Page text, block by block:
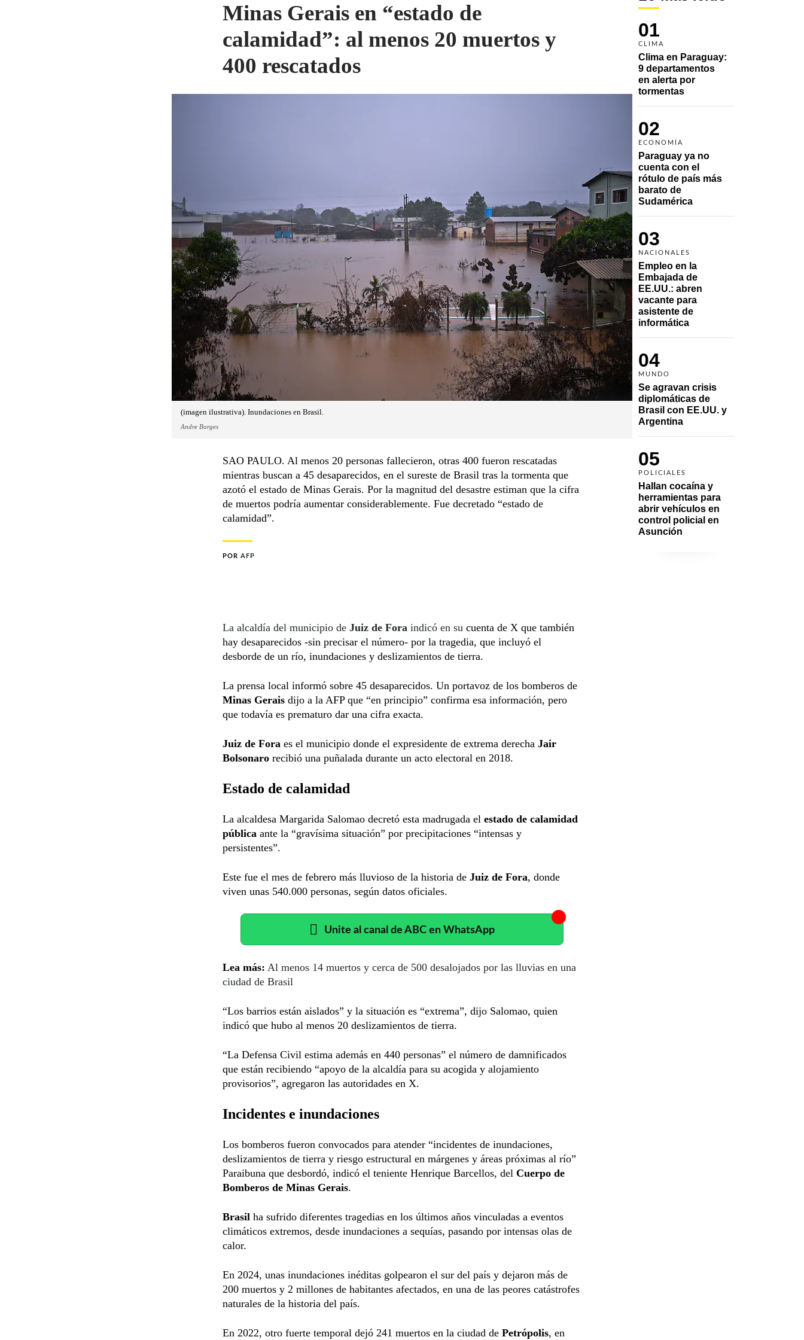
01
CLIMA
Clima en Paraguay:
9 departamentos
en alerta por
tormentas
02
ECONOMÍA
Paraguay ya no
cuenta con el
rótulo de país más
barato de
Sudamérica
03
NACIONALES
Empleo en la
Embajada de
EE.UU.: abren
vacante para
asistente de
informática
04
MUNDO
Se agravan crisis
diplomáticas de
Brasil con EE.UU. y
Argentina
05
POLICIALES
Hallan cocaína y
herramientas para
abrir vehículos en
control policial en
Asunción
Minas Gerais en “estado de
calamidad”: al menos 20 muertos y
400 rescatados
(imagen ilustrativa). Inundaciones en Brasil.
Andre Borges
SAO PAULO. Al menos 20 personas fallecieron, otras 400 fueron rescatadas
mientras buscan a 45 desaparecidos, en el sureste de Brasil tras la tormenta que
azotó el estado de Minas Gerais. Por la magnitud del desastre estiman que la cifra
de muertos podría aumentar considerablemente. Fue decretado “estado de
calamidad”.
POR AFP
La alcaldía del municipio de Juiz de Fora indicó en su cuenta de X que también
hay desaparecidos -sin precisar el número- por la tragedia, que incluyó el
desborde de un río, inundaciones y deslizamientos de tierra.
La prensa local informó sobre 45 desaparecidos. Un portavoz de los bomberos de
Minas Gerais dijo a la AFP que “en principio” confirma esa información, pero
que todavía es prematuro dar una cifra exacta.
Juiz de Fora es el municipio donde el expresidente de extrema derecha Jair
Bolsonaro recibió una puñalada durante un acto electoral en 2018.
Estado de calamidad
La alcaldesa Margarida Salomao decretó esta madrugada el estado de calamidad
pública ante la “gravísima situación” por precipitaciones “intensas y
persistentes”.
Este fue el mes de febrero más lluvioso de la historia de Juiz de Fora, donde
viven unas 540.000 personas, según datos oficiales.
Unite al canal de ABC en WhatsApp
Lea más: Al menos 14 muertos y cerca de 500 desalojados por las lluvias en una
ciudad de Brasil
“Los barrios están aislados” y la situación es “extrema”, dijo Salomao, quien
indicó que hubo al menos 20 deslizamientos de tierra.
“La Defensa Civil estima además en 440 personas” el número de damnificados
que están recibiendo “apoyo de la alcaldía para su acogida y alojamiento
provisorios”, agregaron las autoridades en X.
Incidentes e inundaciones
Los bomberos fueron convocados para atender “incidentes de inundaciones,
deslizamientos de tierra y riesgo estructural en márgenes y áreas próximas al río”
Paraibuna que desbordó, indicó el teniente Henrique Barcellos, del Cuerpo de
Bomberos de Minas Gerais.
Brasil ha sufrido diferentes tragedias en los últimos años vinculadas a eventos
climáticos extremos, desde inundaciones a sequías, pasando por intensas olas de
calor.
En 2024, unas inundaciones inéditas golpearon el sur del país y dejaron más de
200 muertos y 2 millones de habitantes afectados, en una de las peores catástrofes
naturales de la historia del país.
En 2022, otro fuerte temporal dejó 241 muertos en la ciudad de Petrópolis, en